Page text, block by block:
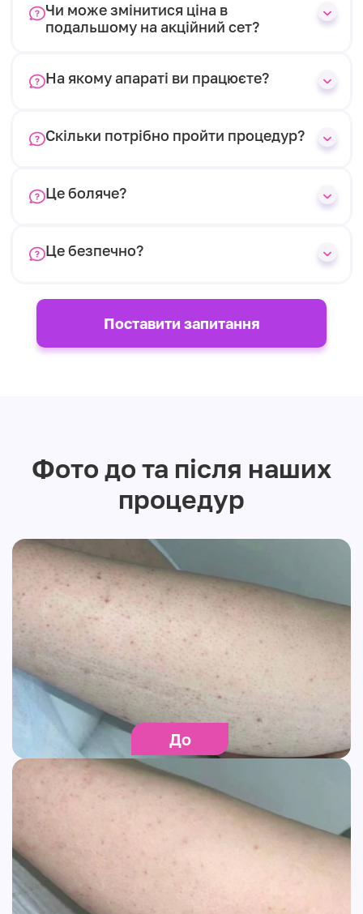
Чи може змінитися ціна в
подальшому на акційний сет?
На якому апараті ви працюєте?
Скільки потрібно пройти процедур?
Це боляче?
Це безпечно?
Поставити запитання
Фото до та після наших
процедур
До